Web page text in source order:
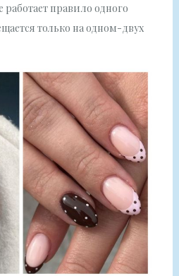
работает правило одного
только на одном-двух